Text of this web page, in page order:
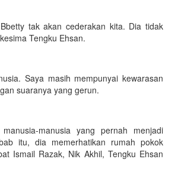
tak akan cederakan kita. Dia tidak
Tengku Ehsan.
Saya masih mempunyai kewarasan
suaranya yang gerun.
manusia yang pernah menjadi
itu, dia memerhatikan rumah pokok
Ismail Razak, Nik Akhil, Tengku Ehsan